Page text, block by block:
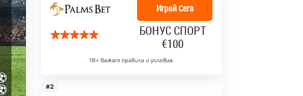
Играй Сега
БОНУС СПОРТ
€100
#2